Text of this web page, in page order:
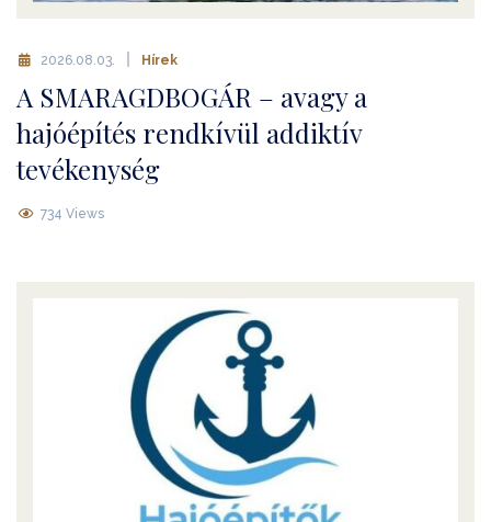
2026.08.03. Hírek
A SMARAGDBOGÁR – avagy a
hajóépítés rendkívül addiktív
tevékenység
734 Views